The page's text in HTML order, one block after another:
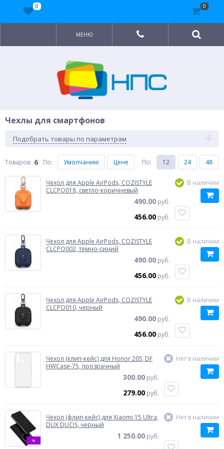
МЕНЮ
Чехлы для смартфонов
Подобрать товары по параметрам
Товаров: 6 По: Умолчанию Цене По: 12 24 48
Чехол для Apple AirPods, COZISTYLE
CLCPO018, светло-коричневый
490.00 руб.
456.00 руб.
В наличии
Чехол для Apple AirPods, COZISTYLE
CLCPO002, темно-синий
490.00 руб.
456.00 руб.
В наличии
Чехол для Apple AirPods, COZISTYLE
CLCPO010, черный
490.00 руб.
456.00 руб.
В наличии
Чехол (клип-кейс) для Honor 20S, DF
HWCase-75, прозрачный
300.00 руб.
279.00 руб.
Нет в наличии
%
Чехол (флип-кейс) для Xiaomi 15 Ultra,
DUX DUCIS, черный
1 250.00 руб.
Нет в наличии
0 0